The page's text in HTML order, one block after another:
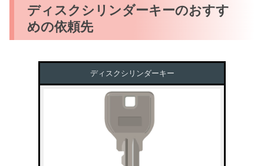
ディスクシリンダーキーのおすす
めの依頼先
ディスクシリンダーキー